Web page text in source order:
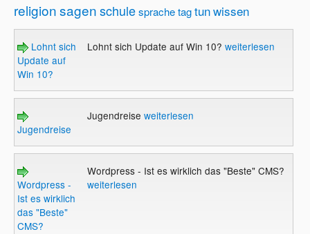
religionsagenschulesprachetagtunwissen
Lohnt sich
Update auf
Win 10?
Lohnt sich Update auf Win 10? weiterlesen
Jugendreise
Jugendreise weiterlesen
Wordpress -
Ist es wirklich
das "Beste"
CMS?
Wordpress - Ist es wirklich das "Beste" CMS?
weiterlesen